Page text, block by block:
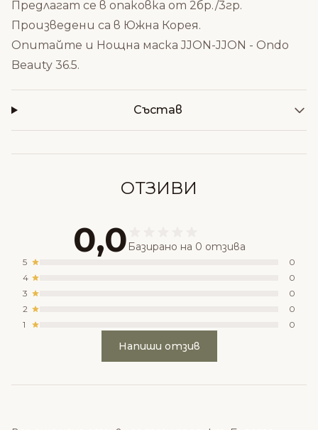
Предлагат се в опаковка от 2бр./3гр.
Произведени са в Южна Корея.
Опитайте и Нощна маска JJON-JJON - Ondo
Beauty 36.5.
Състав
ОТЗИВИ
0,0 Базирано на 0 отзива
5
0
4
0
3
0
2
0
1
0
Напиши отзив